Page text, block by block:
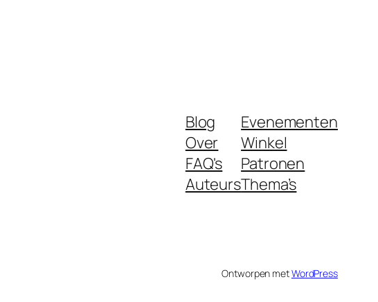
Blog
Over
FAQ's
Auteurs
Evenementen
Winkel
Patronen
Thema’s
Ontworpen metWordPress